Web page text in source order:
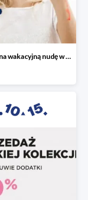
Wszystko na wakacyjną nudę w 5.10.15 - gry i zabawki do -50%